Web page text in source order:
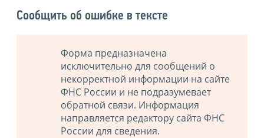
Сообщить об ошибке в тексте
Форма предназначена
исключительно для сообщений о
некорректной информации на сайте
ФНС России и не подразумевает
обратной связи. Информация
направляется редактору сайта ФНС
России для сведения.